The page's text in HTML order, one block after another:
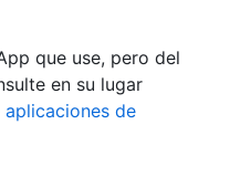
que use, pero del
en su lugar
de